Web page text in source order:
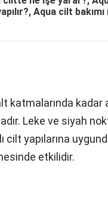
Aqua cilt bakımı
katmalarında
Leke ve siyah
cilt yapılarına
etkilidir.